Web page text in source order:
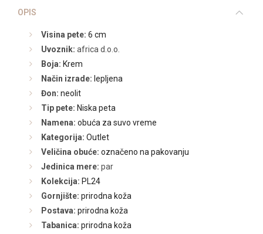
OPIS
Visina pete: 6 cm
Uvoznik: africa d.o.o.
Boja: Krem
Način izrade: lepljena
Đon: neolit
Tip pete: Niska peta
Namena: obuća za suvo vreme
Kategorija: Outlet
Veličina obuće: označeno na pakovanju
Jedinica mere: par
Kolekcija: PL24
Gornjište: prirodna koža
Postava: prirodna koža
Tabanica: prirodna koža